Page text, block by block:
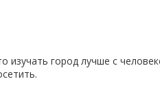
город лучше с